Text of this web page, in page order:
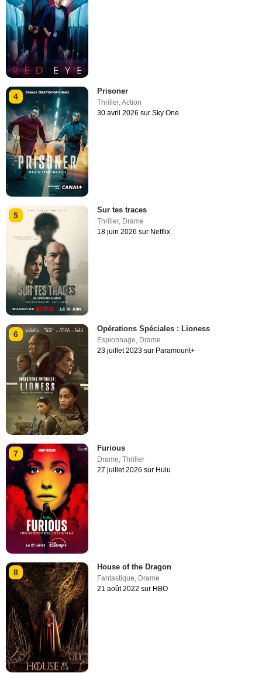
4
Prisoner
Thriller,Action
30 avril 2026 sur Sky One
5
Sur tes traces
Thriller, Drame
18 juin 2026 sur Netflix
6
Opérations Spéciales : Lioness
Espionnage, Drame
23 juillet 2023 sur Paramount+
7
Furious
Drame ,Thriller
27 juillet 2026 sur Hulu
8
House of the Dragon
Fantastique, Drame
21 août 2022 sur HBO